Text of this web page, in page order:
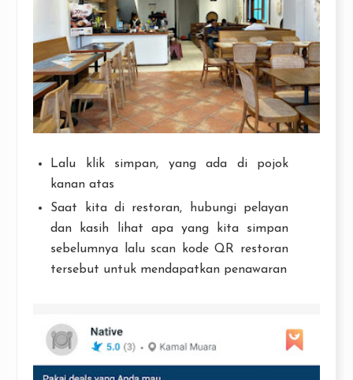
Lalu klik simpan, yang ada di pojok
kanan atas
Saat kita di restoran, hubungi pelayan
dan kasih lihat apa yang kita simpan
sebelumnya lalu scan kode QR restoran
tersebut untuk mendapatkan penawaran